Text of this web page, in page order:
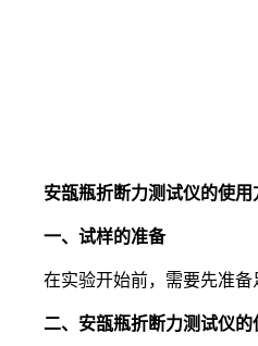
安瓿瓶折断力测试仪的使用
一、试样的准备
在实验开始前，需要先准备
二、安瓿瓶折断力测试仪的